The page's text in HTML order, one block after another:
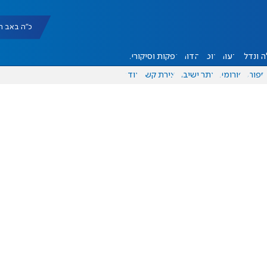
כ"ה באב תשפ"ו
ונדל"ן דעות אוכל יהדות הפקות וסיקורים
ספורט פורומים אתר ישיבה יצירת קשר עוד